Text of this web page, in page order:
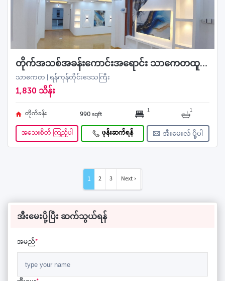
တိုက်အသစ်အခန်းကောင်းအရောင်း သာကေတထူပါရုံလမ်းသန့် ဘဏ်ချိတ်ဖြင့်အဆင်ပြေ
သာကေတ | ရန်ကုန်တိုင်းဒေသကြီး
1,830 သိန်း
တိုက်ခန်း 990 sqft 1 1
အသေးစိတ် ကြည့်ပါ ဖုန်းဆက်ရန် အီးမေးလ် ပို့ပါ
1 2 3 Next ›
အီးမေးပို့ပြီး ဆက်သွယ်ရန်
အမည်*